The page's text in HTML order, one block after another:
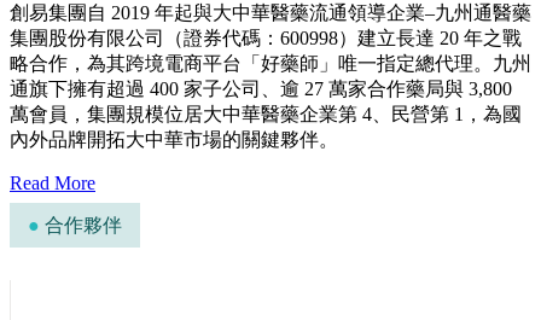
創易集團自 2019 年起與大中華醫藥流通領導企業–九州通醫藥
集團股份有限公司（證券代碼：600998）建立長達 20 年之戰
略合作，為其跨境電商平台「好藥師」唯一指定總代理。九州
通旗下擁有超過 400 家子公司、逾 27 萬家合作藥局與 3,800
萬會員，集團規模位居大中華醫藥企業第 4、民營第 1，為國
內外品牌開拓大中華市場的關鍵夥伴。
Read More
● 合作夥伴